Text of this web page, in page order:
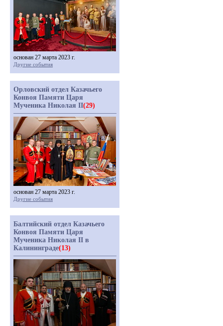
основан 27 марта 2023 г.
Другие события
Орловский отдел Казачьего
Конвоя Памяти Царя
Мученика Николая II(29)
основан 27 марта 2023 г.
Другие события
Балтийский отдел Казачьего
Конвоя Памяти Царя
Мученика Николая II в
Калининграде(13)